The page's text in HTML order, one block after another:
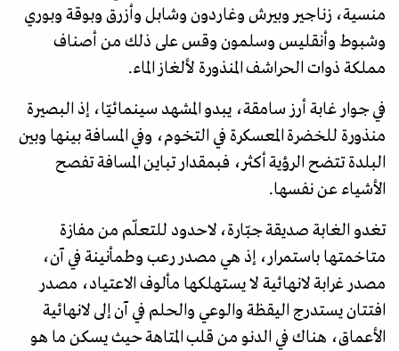
منسية، زناجير وبيرش وغاردون وشابل وأزرق وبوقة وبوري
وشبوط وأنقليس وسلمون وقس على ذلك من أصناف
مملكة ذوات الحراشف المنذورة لألغاز الماء.
في جوار غابة أرز سامقة، يبدو المشهد سينمائيّا، إذ البصيرة
منذورة للخضرة المعسكرة في التخوم، وفي المسافة بينها وبين
البلدة تتضح الرؤية أكثر، فبمقدار تباين المسافة تفصح
الأشياء عن نفسها.
تغدو الغابة صديقة جبّارة، لاحدود للتعلّم من مفازة
متاخمتها باستمرار، إذ هي مصدر رعب وطمأنينة في آن،
مصدر غرابة لانهائية لا يستهلكها مألوف الاعتياد، مصدر
افتتان يستدرج اليقظة والوعي والحلم في آن إلى لانهائية
الأعماق، هناك في الدنو من قلب المتاهة حيث يسكن ما هو